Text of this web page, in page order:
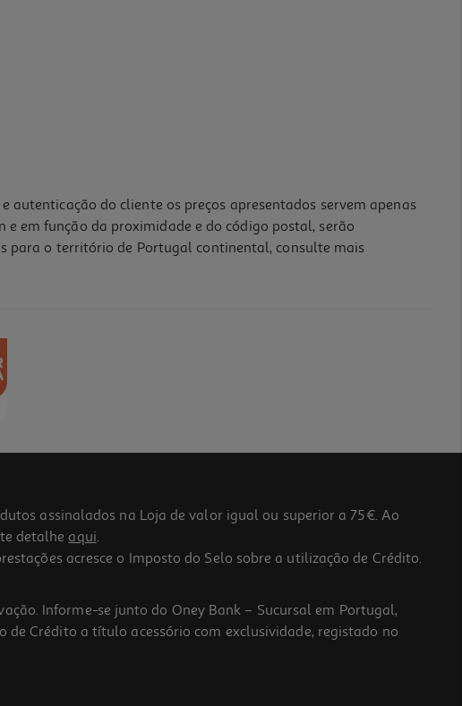
autenticação do cliente os preços apresentados servem apenas
em função da proximidade e do código postal, serão
para o território de Portugal continental, consulte mais
assinalados na Loja de valor igual ou superior a 75€. Ao
detalhe aqui.
acresce o Imposto do Selo sobre a utilização de Crédito.
Informe-se junto do Oney Bank – Sucursal em Portugal,
Crédito a título acessório com exclusividade, registado no